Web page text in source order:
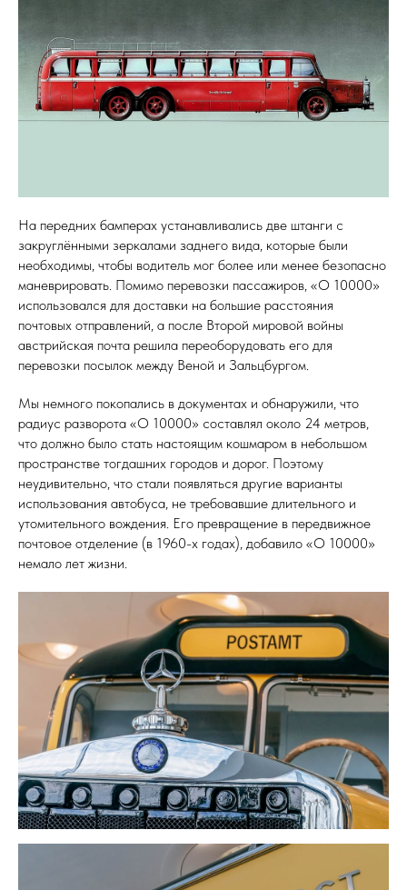
На передних бамперах устанавливались две штанги с
закруглёнными зеркалами заднего вида, которые были
необходимы, чтобы водитель мог более или менее безопасно
маневрировать. Помимо перевозки пассажиров, «O 10000»
использовался для доставки на большие расстояния
почтовых отправлений, а после Второй мировой войны
австрийская почта решила переоборудовать его для
перевозки посылок между Веной и Зальцбургом.
Мы немного покопались в документах и обнаружили, что
радиус разворота «O 10000» составлял около 24 метров,
что должно было стать настоящим кошмаром в небольшом
пространстве тогдашних городов и дорог. Поэтому
неудивительно, что стали появляться другие варианты
использования автобуса, не требовавшие длительного и
утомительного вождения. Его превращение в передвижное
почтовое отделение (в 1960-х годах), добавило «O 10000»
немало лет жизни.